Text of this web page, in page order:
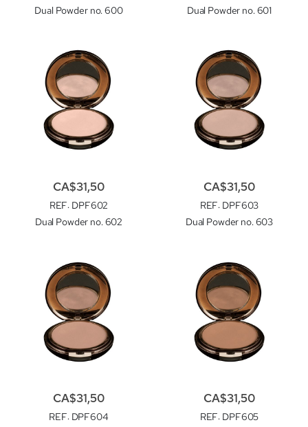
Dual Powder no. 600
Dual Powder no. 601
REF: DPF602
Dual Powder no. 602
CA$31,50
REF: DPF603
Dual Powder no. 603
CA$31,50
REF: DPF604
CA$31,50
REF: DPF605
CA$31,50